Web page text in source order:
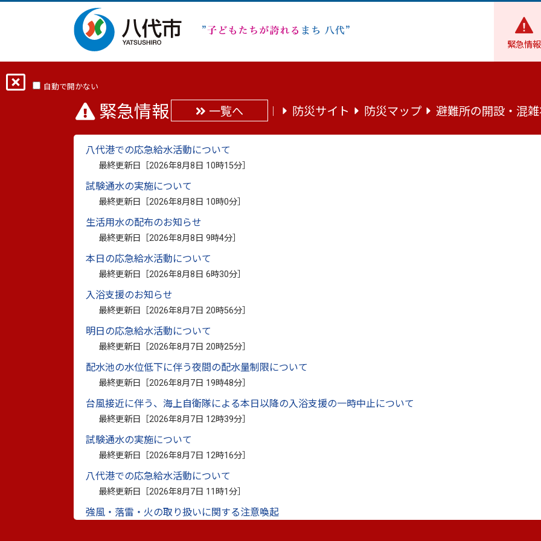
緊急情報
自動で開かない
緊急情報 一覧へ 防災サイト 防災マップ 避難所の開設・混
八代港での応急給水活動について
最終更新日［2026年8月8日 10時15分
試験通水の実施について
最終更新日［2026年8月8日 10時0分
生活用水の配布のお知らせ
最終更新日［2026年8月8日 9時4分
本日の応急給水活動について
最終更新日［2026年8月8日 6時30分
入浴支援のお知らせ
最終更新日［2026年8月7日 20時56分
明日の応急給水活動について
最終更新日［2026年8月7日 20時25分
配水池の水位低下に伴う夜間の配水量制限について
最終更新日［2026年8月7日 19時48分
台風接近に伴う、海上自衛隊による本日以降の入浴支援の一時中止について
最終更新日［2026年8月7日 12時39分
試験通水の実施について
最終更新日［2026年8月7日 12時16分
八代港での応急給水活動について
最終更新日［2026年8月7日 11時1分
強風・落雷・火の取り扱いに関する注意喚起
サイト内検索